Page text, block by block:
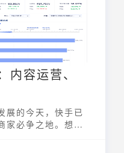
内容运营、
展的今天，快手已
家必争之地。想要